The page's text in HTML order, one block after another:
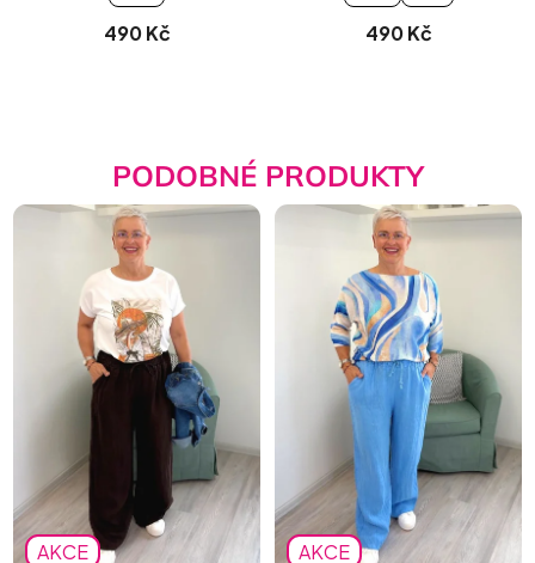
490 Kč 490 Kč
PODOBNÉ PRODUKTY
AKCE AKCE